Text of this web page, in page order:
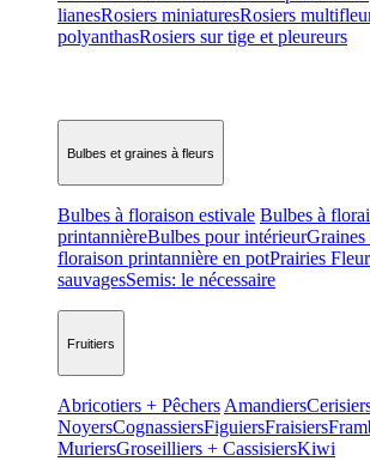
lianesRosiers miniaturesRosiers
polyanthasRosiers sur tige et pleureurs
Bulbes et graines à fleurs
Bulbes à floraison estivale Bulbes à
printannièreBulbes pour intérieurGraines
floraison printannière en potPrairies
sauvagesSemis: le nécessaire
Fruitiers
Abricotiers + Pêchers Amandiers
NoyersCognassiersFiguiersFraisiers
MuriersGroseilliers + CassisiersKiwi